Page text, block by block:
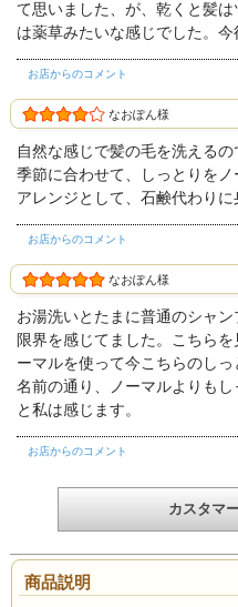
て思いました、が、乾くと髪
は薬草みたいな感じでした。今
お店からのコメント
なおぽん様
自然な感じで髪の毛を洗えるの
季節に合わせて、しっとりをノ
アレンジとして、石鹸代わりに
お店からのコメント
なおぽん様
お湯洗いとたまに普通のシャン
限界を感じてました。こちら
ーマルを使って今こちらのしっ
名前の通り、ノーマルよりも
と私は感じます。
お店からのコメント
カスタマ
商品説明